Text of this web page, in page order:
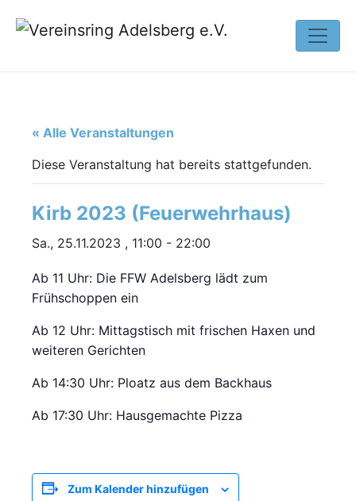
« Alle Veranstaltungen
Diese Veranstaltung hat bereits stattgefunden.
Kirb 2023 (Feuerwehrhaus)
Sa., 25.11.2023 , 11:00 - 22:00
Ab 11 Uhr: Die FFW Adelsberg lädt zum
Frühschoppen ein
Ab 12 Uhr: Mittagstisch mit frischen Haxen und
weiteren Gerichten
Ab 14:30 Uhr: Ploatz aus dem Backhaus
Ab 17:30 Uhr: Hausgemachte Pizza
Zum Kalender hinzufügen